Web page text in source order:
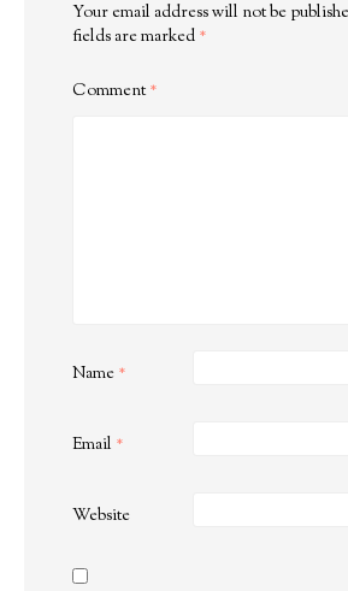
Your email address will not be
fields are marked *
Comment*
Name *
Email *
Website